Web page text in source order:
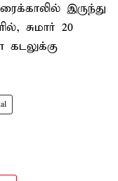
இருந்து
சுமார் 20